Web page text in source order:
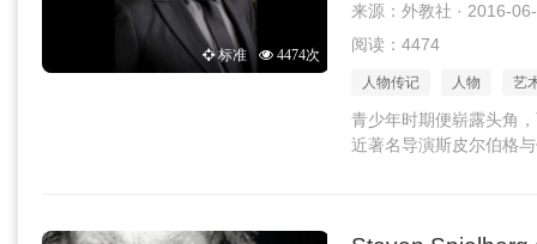
标准 4474次
来源：外教社 · 2016-
阅读：4474
人物传记 人物 艺
青少年时期便崭露头角
近著名导演斯皮尔伯格